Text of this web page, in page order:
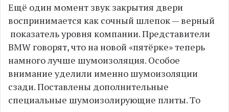
Ещё один момент звук закрытия двери
воспринимается как сочный шлепок — верный
показатель уровня компании. Представители
BMW говорят, что на новой «пятёрке» теперь
намного лучше шумоизоляция. Особое
внимание уделили именно шумоизоляции
сзади. Поставлены дополнительные
специальные шумоизолирующие плиты. То